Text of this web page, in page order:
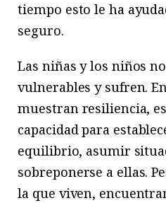
tiempo esto le ha
seguro.
Las niñas y los niños
vulnerables y sufren.
muestran resiliencia,
capacidad para
equilibrio, asumir
sobreponerse a ellas.
la que viven,